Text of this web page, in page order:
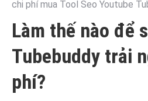
chi phí mua Tool Seo Youtube
Làm thế nào để
Tubebuddy trải
phí?